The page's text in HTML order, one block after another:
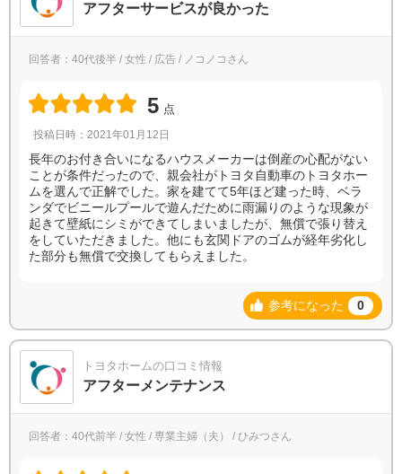
アフターサービスが良かった
回答者：40代後半 / 女性 / 広告 / ノコノコさん
5 点
投稿日時：2021年01月12日
長年のお付き合いになるハウスメーカーは倒産の心配がない
ことが条件だったので、親会社がトヨタ自動車のトヨタホー
ムを選んで正解でした。家を建てて5年ほど建った時、ベラ
ンダでビニールプールで遊んだために雨漏りのような現象が
起きて壁紙にシミができてしまいましたが、無償で張り替え
をしていただきました。他にも玄関ドアのゴムが経年劣化し
た部分も無償で交換してもらえました。
参考になった 0
トヨタホームの口コミ情報
アフターメンテナンス
回答者：40代前半 / 女性 / 専業主婦（夫） / ひみつさん